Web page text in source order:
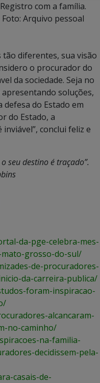
Registro com a família.
Foto: Arquivo pessoal
tão diferentes, sua visão
o procurador do
da sociedade. Seja no
soluções,
do Estado em
do Estado, a
conclui feliz e
seu destino é traçado”.
da-pge-celebra-mes-
grosso-do-sul/
de-procuradores-
da-carreira-publica/
foram-inspiracao-
alcancaram-
no-caminho/
na-familia-
decidissem-pela-
casais-de-